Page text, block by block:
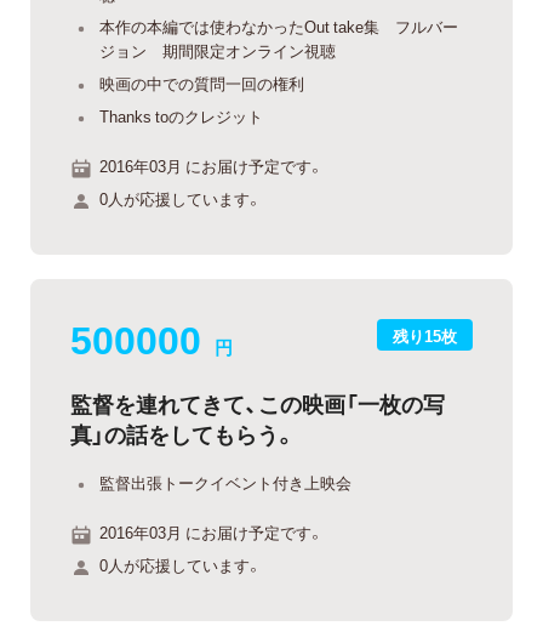
本作の本編では使わなかったOut take集 フルバー
ジョン 期間限定オンライン視聴
映画の中での質問一回の権利
Thanks toのクレジット
2016年03月 にお届け予定です。
0人が応援しています。
残り15枚
500000 円
監督を連れてきて、この映画「一枚の写
真」の話をしてもらう。
監督出張トークイベント付き上映会
2016年03月 にお届け予定です。
0人が応援しています。